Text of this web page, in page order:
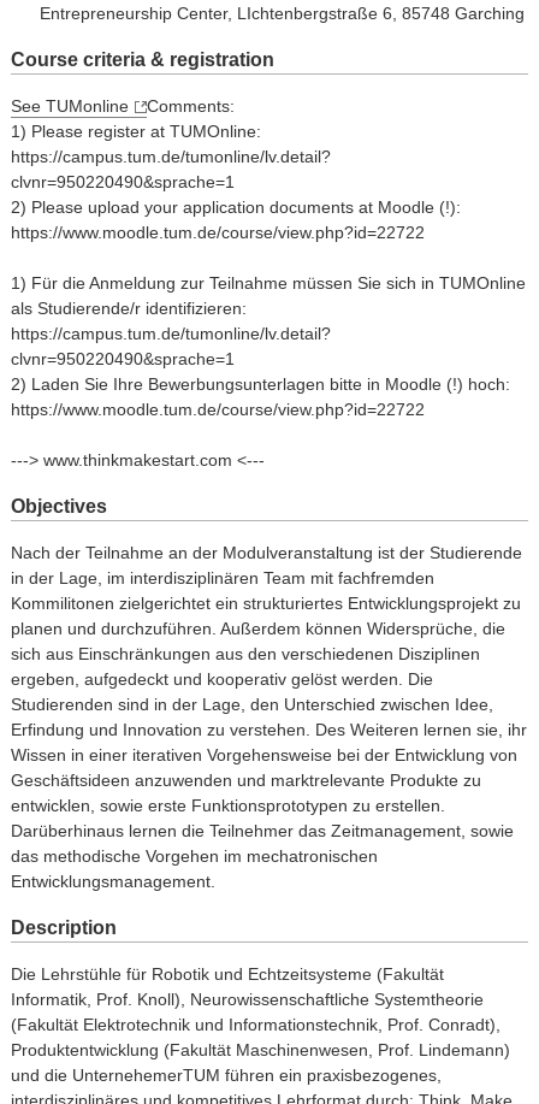
Entrepreneurship Center, LIchtenbergstraße 6, 85748 Garching
Course criteria & registration
See TUMonline
Comments:
1) Please register at TUMOnline:
https://campus.tum.de/tumonline/lv.detail?
clvnr=950220490&sprache=1
2) Please upload your application documents at Moodle (!):
https://www.moodle.tum.de/course/view.php?id=22722
1) Für die Anmeldung zur Teilnahme müssen Sie sich in TUMOnline
als Studierende/r identifizieren:
https://campus.tum.de/tumonline/lv.detail?
clvnr=950220490&sprache=1
2) Laden Sie Ihre Bewerbungsunterlagen bitte in Moodle (!) hoch:
https://www.moodle.tum.de/course/view.php?id=22722
Objectives
Nach der Teilnahme an der Modulveranstaltung ist der Studierende
in der Lage, im interdisziplinären Team mit fachfremden
Kommilitonen zielgerichtet ein strukturiertes Entwicklungsprojekt zu
planen und durchzuführen. Außerdem können Widersprüche, die
sich aus Einschränkungen aus den verschiedenen Disziplinen
ergeben, aufgedeckt und kooperativ gelöst werden. Die
Studierenden sind in der Lage, den Unterschied zwischen Idee,
Erfindung und Innovation zu verstehen. Des Weiteren lernen sie, ihr
Wissen in einer iterativen Vorgehensweise bei der Entwicklung von
Geschäftsideen anzuwenden und marktrelevante Produkte zu
entwicklen, sowie erste Funktionsprototypen zu erstellen.
Darüberhinaus lernen die Teilnehmer das Zeitmanagement, sowie
das methodische Vorgehen im mechatronischen
Entwicklungsmanagement.
Description
Die Lehrstühle für Robotik und Echtzeitsysteme (Fakultät
Informatik, Prof. Knoll), Neurowissenschaftliche Systemtheorie
(Fakultät Elektrotechnik und Informationstechnik, Prof. Conradt),
Produktentwicklung (Fakultät Maschinenwesen, Prof. Lindemann)
und die UnternehemerTUM führen ein praxisbezogenes,